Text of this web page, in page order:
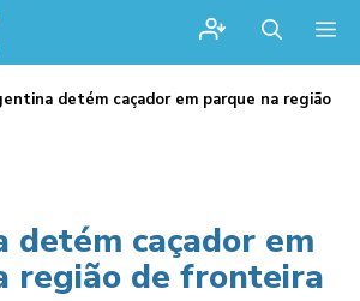
detém caçador em parque na região
detém caçador em
região de fronteira